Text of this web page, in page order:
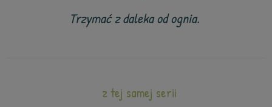
Trzymać z daleka od ognia.
z tej samej serii